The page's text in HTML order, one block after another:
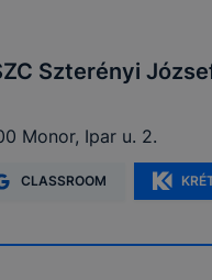
Szterényi
Monor, Ipar u. 2.
CLASSROOM